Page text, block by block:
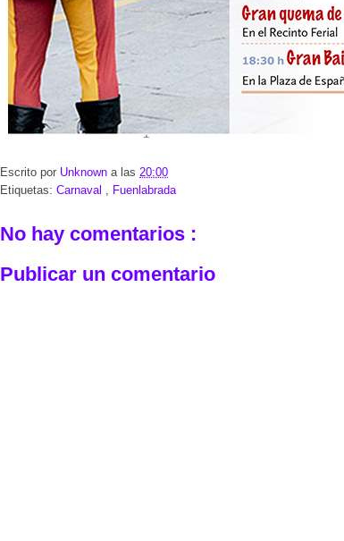
Escrito por Unknown a las 20:00
Etiquetas: Carnaval Fuenlabrada
No hay comentarios :
Publicar un comentario